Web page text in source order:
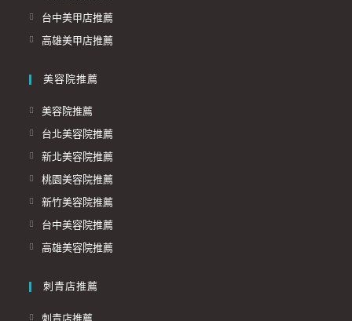
台中美甲店推薦
高雄美甲店推薦
美容院推薦
美容院推薦
台北美容院推薦
新北美容院推薦
桃園美容院推薦
新竹美容院推薦
台中美容院推薦
高雄美容院推薦
刺青店推薦
刺青店推薦